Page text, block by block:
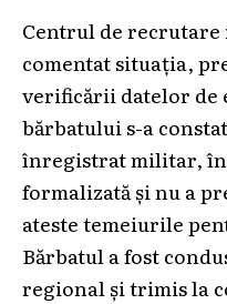
Centrul de
comentat situația,
verificării datelor de
bărbatului s-a
înregistrat militar,
formalizată și nu a
ateste temeiurile
Bărbatul a fost
regional și trimis la